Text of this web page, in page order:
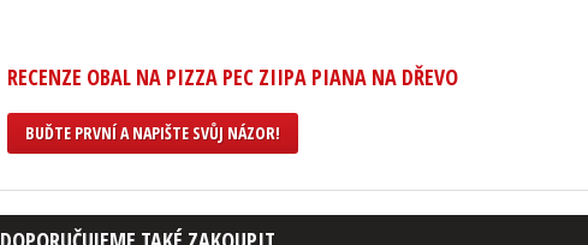
RECENZE OBAL NA PIZZA PEC ZIIPA PIANA NA DŘEVO
BUĎTE PRVNÍ A NAPIŠTE SVŮJ NÁZOR!